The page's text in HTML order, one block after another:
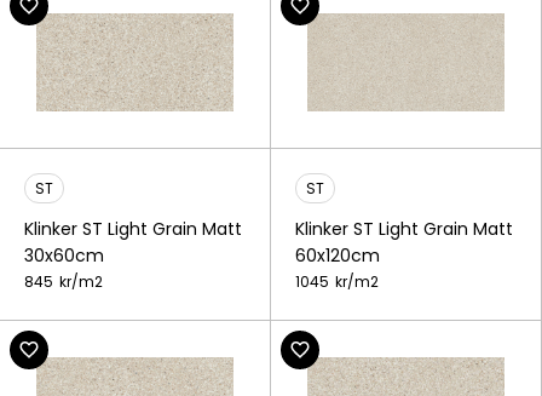
ST
Klinker ST Light Grain Matt
30x60cm
845 kr/m2
ST
Klinker ST Light Grain Matt
60x120cm
1045 kr/m2